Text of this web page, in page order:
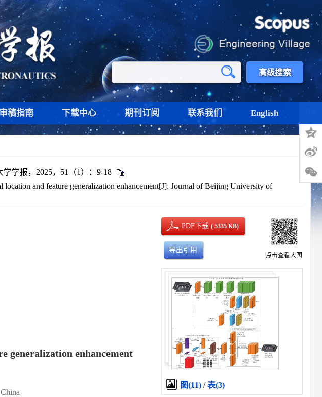
高级搜索
审稿指南 下载中心 期刊订阅 联系我们 English
学报，2025，51（1）：9-18
and feature generalization enhancement[J]. Journal of Beijing University of
generalization enhancement
PDF下载( 5335 KB)
导出引用
点击查看大图
图(11) /表(3)